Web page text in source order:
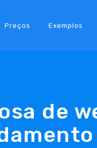
Preços Exemplos
de